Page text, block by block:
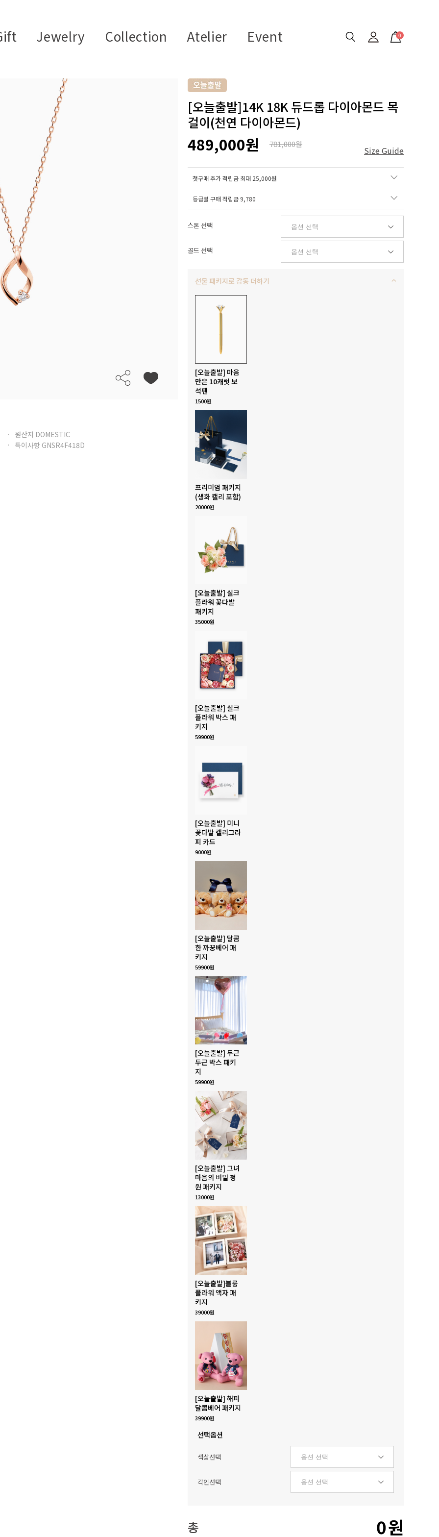
Jewelry Collection Atelier Event 0
원산지 DOMESTIC
특이사항 GNSR4F418D
[오늘출발]14K 18K 듀드롭 다이아몬드 목
걸이(천연 다이아몬드)
489,000원 781,000원
Size Guide
첫구매 추가 적립금 최대 25,000원
등급별 구매 적립금 9,780
스톤 선택
골드 선택
선물 패키지로 감동 더하기
[오늘출발] 마음
만은 10캐럿 보
석펜
1500원
프리미엄 패키지
(생화 캘리 포함)
20000원
[오늘출발] 실크
플라워 꽃다발
패키지
35000원
[오늘출발] 실크
플라워 박스 패
키지
59900원
[오늘출발] 미니
꽃다발 캘리그라
피 카드
9000원
[오늘출발] 달콤
한 까꿍베어 패
키지
59900원
[오늘출발] 두근
두근 박스 패키
지
59900원
[오늘출발] 그녀
마음의 비밀 정
원 패키지
13000원
[오늘출발]블룸
플라워 액자 패
키지
39000원
[오늘출발] 해피
달콤베어 패키지
39900원
선택옵션
색상선택
각인선택
총 0원